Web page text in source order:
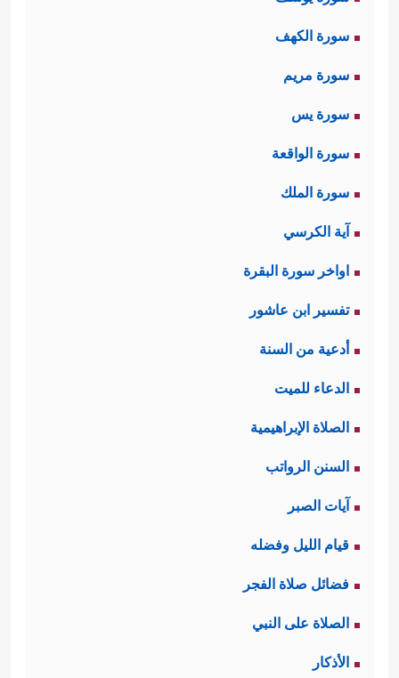
سورة الكهف
سورة مريم
سورة يس
سورة الواقعة
سورة الملك
آية الكرسي
اواخر سورة البقرة
تفسير ابن عاشور
أدعية من السنة
الدعاء للميت
الصلاة الإبراهيمية
السنن الرواتب
آيات الصبر
قيام الليل وفضله
فضائل صلاة الفجر
الصلاة على النبي
الأذكار